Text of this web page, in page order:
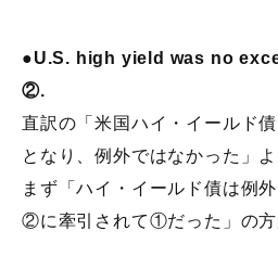
●U.S. high yield was no
②.
直訳の「米国ハイ・イールド
となり、例外ではなかった」
まず「ハイ・イールド債は例
②に牽引されて①だった」の方